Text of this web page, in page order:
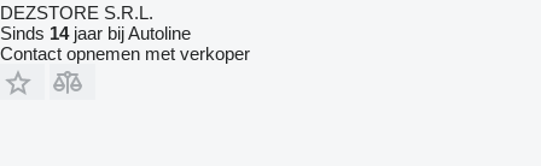
DEZSTORE S.R.L.
Sinds 14jaar bij Autoline
Contact opnemen met verkoper